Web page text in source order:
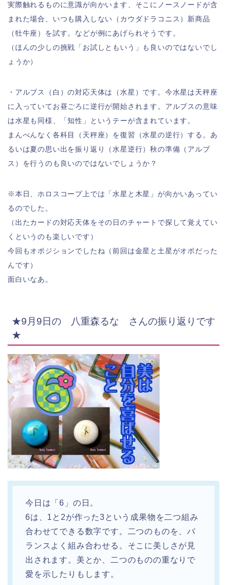
実際触れるものに意識が向かいます、そこにノースノードが含
まれた場合、いつも購入しない（カウダドラコニス）新商品
（牡牛座）を試す。などが例にあげられそうです。
（ほんの少しの挑戦「お試しともいう」も良いのではないでし
ょうか）
・アルブス（白）の対応天体は（水星）です。今水星は天秤座
に入っていてお昼ごろに逆行が開始されます。アルブスの意味
は水星も同様、「知性」というテーが含まれています。
まんべんなく各科目（天秤座）を復習（水星の逆行）する。あ
るいは夏の思い出を振り返り（水星逆行）秋の準備（アルブ
ス）を行うのも良いのではないでしょうか？
※本日、ホロスコープ上では「水星と木星」が向かいあってい
るのでした。
（出たカードの対応天体をその日のチャートで探して覚えてい
くというのも楽しいです）
今回もオポジションでしたね（前回は金星と土星がオポだった
んです）
面白いなあ。
★9月9日の 八重森るな さんの振り返りです
★
今日は「6」の日。
6は、1と2が作った3という成果物を二つ組み
合わせてできる数字です。
二つのものを、バ
ランスよく組み合わせる。そこに美しさが見
出されます。美とか、二つのものの重なりで
愛を示したりもします。